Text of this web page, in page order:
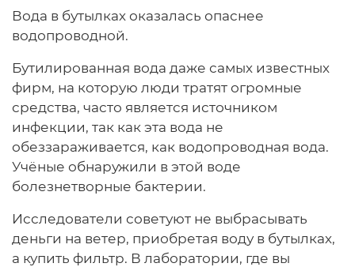
Вода в бутылках оказалась опаснее
водопроводной.
Бутилированная вода даже самых известных
фирм, на которую люди тратят огромные
средства, часто является источником
инфекции, так как эта вода не
обеззараживается, как водопроводная вода.
Учёные обнаружили в этой воде
болезнетворные бактерии.
Исследователи советуют не выбрасывать
деньги на ветер, приобретая воду в бутылках,
а купить фильтр. В лаборатории, где вы